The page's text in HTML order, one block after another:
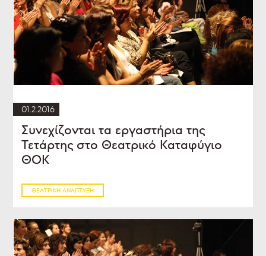
01.2.2016
Συνεχίζονται τα εργαστήρια της
Τετάρτης στο Θεατρικό Καταφύγιο
ΘΟΚ
ΘΕΑΤΡΙΚΉ ΑΝΆΠΤΥΞΗ